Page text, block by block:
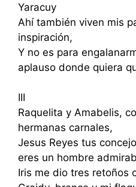
Yaracuy
Ahí también viven mis
inspiración,
Y no es para
aplauso donde quiera
III
Raquelita y Amabelis,
hermanas carnales,
Jesus Reyes tus
eres un hombre
Iris me dio tres retoños